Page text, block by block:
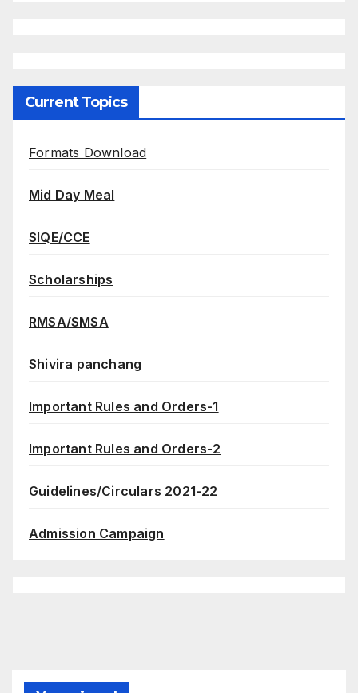
Current Topics
Formats Download
Mid Day Meal
SIQE/CCE
Scholarships
RMSA/SMSA
Shivira panchang
Important Rules and Orders-1
Important Rules and Orders-2
Guidelines/Circulars 2021-22
Admission Campaign